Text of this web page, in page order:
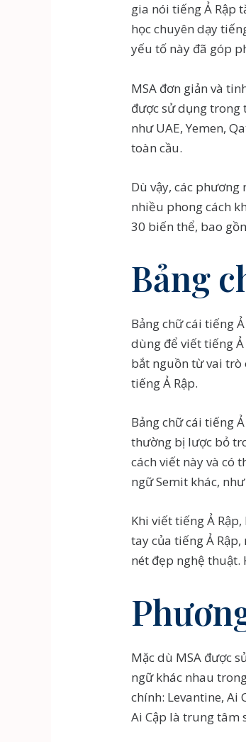
gia nói tiếng Ả Rập
học chuyên dạy
yếu tố này đã góp
MSA đơn giản và
được sử dụng trong
như UAE, Yemen,
toàn cầu.
Dù vậy, các
nhiều phong cách
30 biến thể, bao
Bảng
Bảng chữ cái tiếng
dùng để viết tiếng
bắt nguồn từ vai trò
tiếng Ả Rập.
Bảng chữ cái tiếng
thường bị lược bỏ
cách viết này và có
ngữ Semit khác,
Khi viết tiếng Ả
tay của tiếng Ả
nét đẹp nghệ thuật.
Mặc dù MSA được
ngữ khác nhau
chính: Levantine, Ai
Ai Cập là trung tâm